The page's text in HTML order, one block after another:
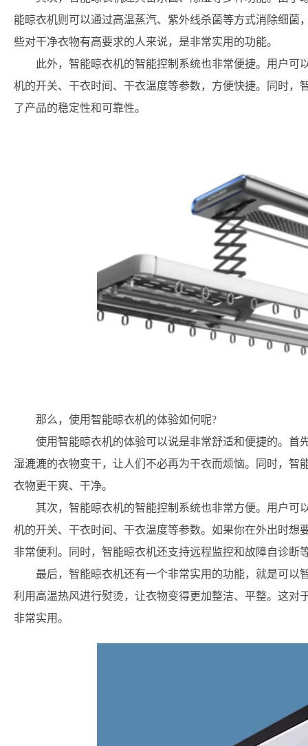
能晾衣机则可以通过高温蒸汽、紫外线杀菌等方式消除细
些对干净衣物有高要求的人来说，是非常实用的功能。
此外，智能晾衣机的智能控制系统也非常便捷。用户可
机的开关、干衣时间、干衣温度等参数，方便快捷。同时，
了产品的稳定性和可靠性。
那么，使用智能晾衣机的体验如何呢?
使用智能晾衣机的体验可以说是非常舒适和便捷的。首
湿漉漉的衣物变干，让人们不必再为干衣而烦恼。同时，
衣物更干爽、干净。
其次，智能晾衣机的智能控制系统也非常方便。用户可
机的开关、干衣时间、干衣温度等参数。如果你在外出时想
非常便利。同时，智能晾衣机还支持远程监控和故障自诊断
最后，智能晾衣机还有一个非常实用的功能，就是可以
利用高温热风进行熨烫，让衣物变得更加整洁、平整。这对
非常实用。